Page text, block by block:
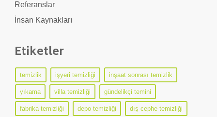
Referanslar
İnsan Kaynakları
Etiketler
temizlik işyeri temizliği inşaat sonrası temizlik
yıkama villa temizliği gündelikçi temini
fabrika temizliği depo temizliği dış cephe temizliği